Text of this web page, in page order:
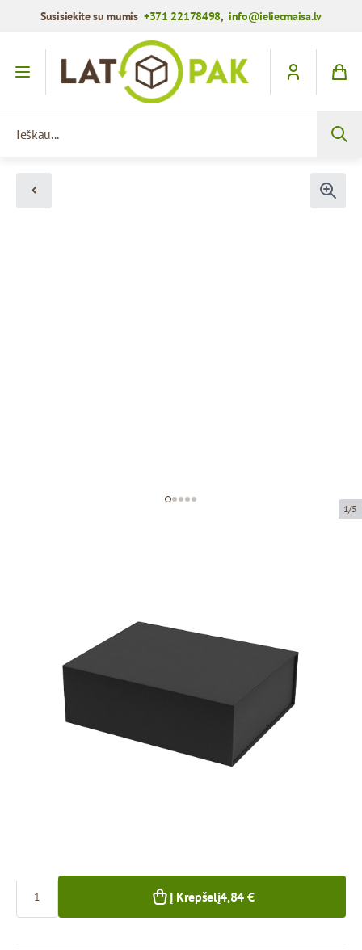
Susisiekite su mumis+371 22178498, info@ieliecmaisa.lv
1/5
240 x 160 x 70 mm
juoda, matinė, nesubraižanti
Prekę galima atsiimti atsiėmimo punkte.
Kaina už 1 vienetą
Kiekis
Į Krepšelį4,84 €